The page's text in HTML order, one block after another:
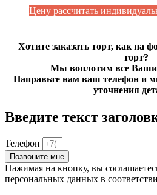
Цену рассчитать
Хотите заказать торт, как на
торт?
Мы воплотим все
Направьте нам ваш телефон и
уточнения
Введите текст
Телефон
Позвоните мне
Нажимая на кнопку, вы
персональных данных в